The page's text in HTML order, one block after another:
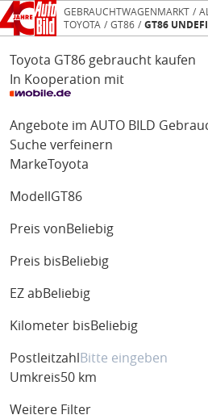
GEBRAUCHTWAGENMARKT
TOYOTA
GT86 GT86
Toyota GT86 gebraucht kaufen
In Kooperation mit
Angebote im AUTO BILD
Suche verfeinern
MarkeToyota
Modell GT86
Preis von Beliebig
Preis bis Beliebig
EZ ab Beliebig
Kilometer bis Beliebig
Postleitzahl
Umkreis50 km
Weitere Filter